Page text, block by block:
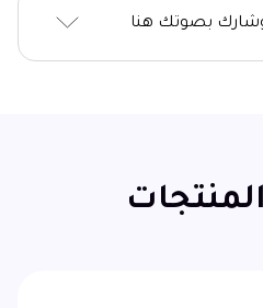
بصوتك هنا